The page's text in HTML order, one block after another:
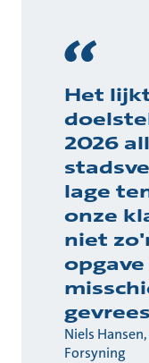
Het
2026
lage
onze
niet
Niels
Forsyning